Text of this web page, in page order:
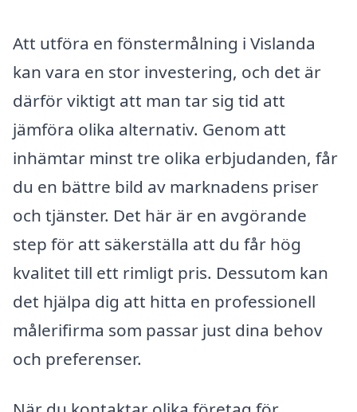
Att utföra en fönstermålning i Vislanda
kan vara en stor investering, och det är
därför viktigt att man tar sig tid att
jämföra olika alternativ. Genom att
inhämtar minst tre olika erbjudanden, får
du en bättre bild av marknadens priser
och tjänster. Det här är en avgörande
step för att säkerställa att du får hög
kvalitet till ett rimligt pris. Dessutom kan
det hjälpa dig att hitta en professionell
målerifirma som passar just dina behov
och preferenser.